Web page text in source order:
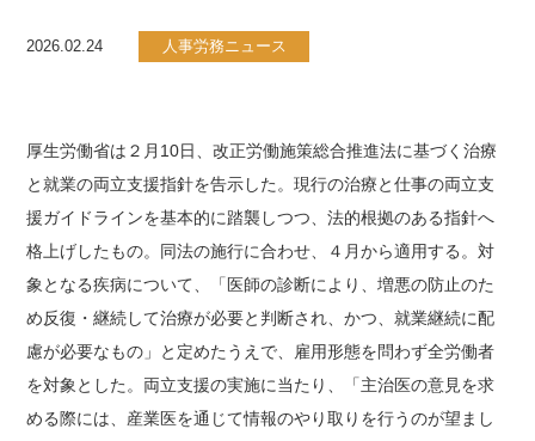
2026.02.24 人事労務ニュース
厚生労働省は２月10日、改正労働施策総合推進法に基づく治療
と就業の両立支援指針を告示した。現行の治療と仕事の両立支
援ガイドラインを基本的に踏襲しつつ、法的根拠のある指針へ
格上げしたもの。同法の施行に合わせ、４月から適用する。対
象となる疾病について、「医師の診断により、増悪の防止のた
め反復・継続して治療が必要と判断され、かつ、就業継続に配
慮が必要なもの」と定めたうえで、雇用形態を問わず全労働者
を対象とした。両立支援の実施に当たり、「主治医の意見を求
める際には、産業医を通じて情報のやり取りを行うのが望まし